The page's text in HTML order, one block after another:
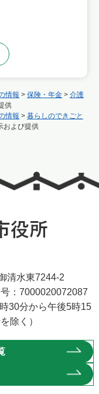
情報 > 保険・年金 > 介護
供
情報 > 暮らしのできごと
および提供
清水東7244-2
：7000020072087
30分から午後5時15
除く）